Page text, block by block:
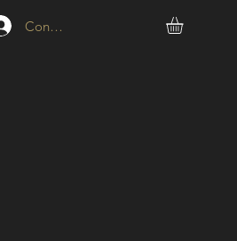
Connexion